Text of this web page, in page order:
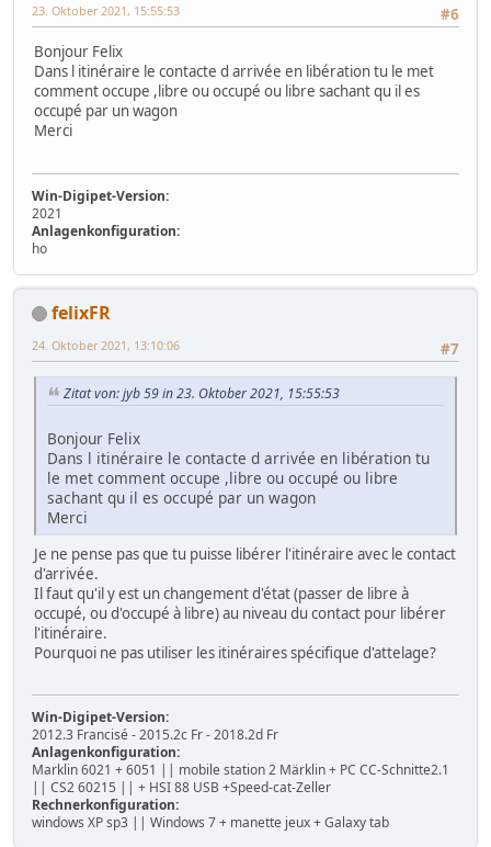
#6
23. Oktober 2021, 15:55:53
Bonjour Felix
Dans l itinéraire le contacte d arrivée en libération tu le met
comment occupe ,libre ou occupé ou libre sachant qu il es
occupé par un wagon
Merci
Win-Digipet-Version:
2021
Anlagenkonfiguration:
ho
felixFR
#7
24. Oktober 2021, 13:10:06
Zitat von: jyb 59 in 23. Oktober 2021, 15:55:53
Bonjour Felix
Dans l itinéraire le contacte d arrivée en libération tu
le met comment occupe ,libre ou occupé ou libre
sachant qu il es occupé par un wagon
Merci
Je ne pense pas que tu puisse libérer l'itinéraire avec le contact
d'arrivée.
Il faut qu'il y est un changement d'état (passer de libre à
occupé, ou d'occupé à libre) au niveau du contact pour libérer
l'itinéraire.
Pourquoi ne pas utiliser les itinéraires spécifique d'attelage?
Win-Digipet-Version:
2012.3 Francisé - 2015.2c Fr - 2018.2d Fr
Anlagenkonfiguration:
Marklin 6021 + 6051 || mobile station 2 Märklin + PC CC-Schnitte2.1
|| CS2 60215 || + HSI 88 USB +Speed-cat-Zeller
Rechnerkonfiguration:
windows XP sp3 || Windows 7 + manette jeux + Galaxy tab